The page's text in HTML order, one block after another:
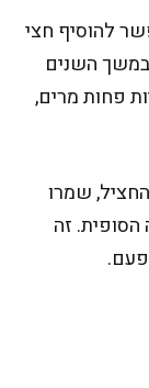
להוסיף חצי
במשך השנים
פחות מרים,
שמרו
הסופית. זה